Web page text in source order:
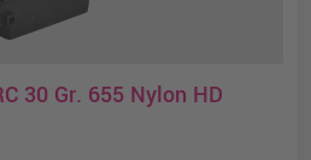
30 Gr. 655 Nylon HD